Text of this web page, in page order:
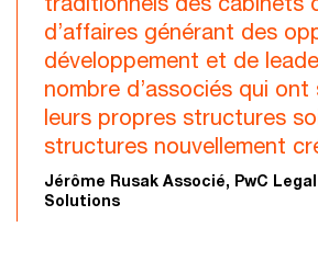
d’affaires générant des
développement et de
nombre d’associés qui
leurs propres structures
structures nouvellement
Jérôme Rusak Associé, PwC
Solutions